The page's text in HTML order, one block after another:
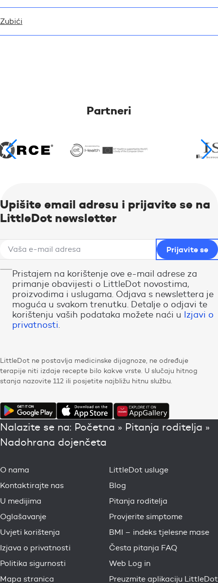
Zubići
Partneri
Upišite email adresu i prijavite se na
LittleDot newsletter
Pristajem na korištenje ove e-mail adrese za
primanje obavijesti o LittleDot novostima,
proizvodima i uslugama. Odjava s newslettera je
moguća u svakom trenutku. Detalje o odjavi te
korištenju vaših podataka možete naći u Izjavi o
privatnosti.
LittleDot ne postavlja medicinske dijagnoze, ne određuje
terapije niti izdaje recepte bilo kakve vrste. U slučaju hitnog
stanja nazovite 112 ili posjetite najbližu hitnu službu.
Nalazite se na: Početna » Pitanja roditelja »
Nadohrana dojenčeta
O nama
Kontaktirajte nas
U medijima
Oglašavanje
Uvjeti korištenja
Izjava o privatnosti
Politika sigurnosti
Mapa stranica
LittleDot usluge
Blog
Pitanja roditelja
Provjerite simptome
BMI – indeks tjelesne mase
Česta pitanja FAQ
Web Log in
Preuzmite aplikaciju LittleDot